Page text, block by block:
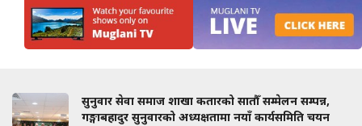
सुनुवार सेवा समाज शाखा कतारको सातौँ सम्मेलन सम्पन्न,
गङ्गाबहादुर सुनुवारको अध्यक्षतामा नयाँ कार्यसमिति चयन